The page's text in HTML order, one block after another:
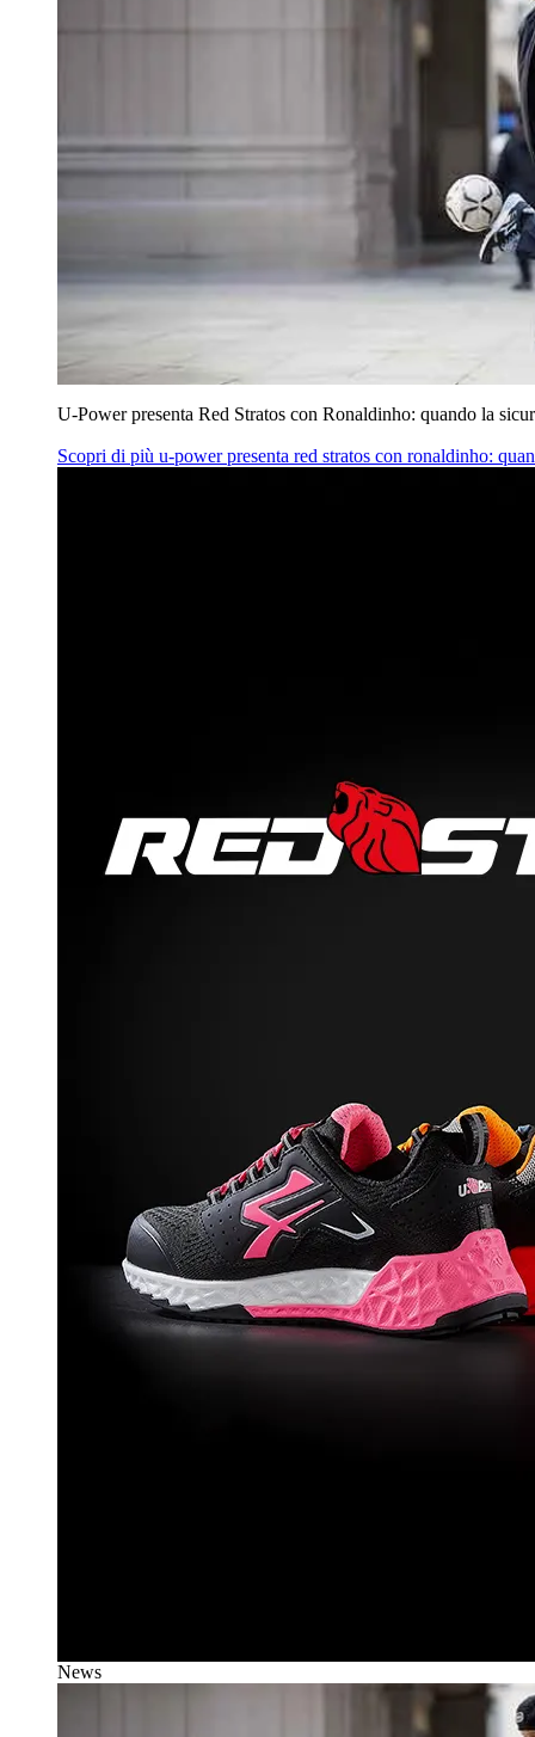
U‑Power presenta Red Stratos con Ronaldinho: quando la
Scopri di più u‑power presenta red stratos con ronaldinho:
News